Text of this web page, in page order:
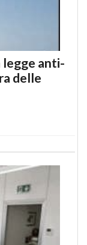
legge anti-
delle